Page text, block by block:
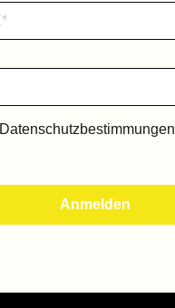
Datenschutzbestimmungen